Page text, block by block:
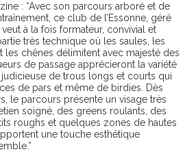
: “Avec son parcours arboré et de
ce club de l’Essonne, géré
à la fois formateur, convivial et
très technique où les saules, les
les chênes délimitent avec majesté des
de passage apprécieront la variété
judicieuse de trous longs et courts qui
de pars et même de birdies. Dès
le parcours présente un visage très
soigné, des greens roulants, des
roughs et quelques zones de hautes
une touche esthétique